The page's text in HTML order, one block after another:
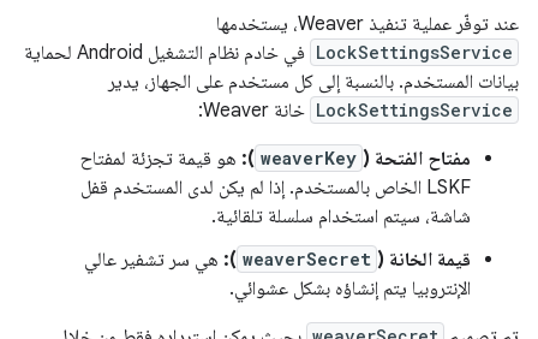
عند توفّر عملية تنفيذ Weaver، يستخدمها
LockSettingsService
في خادم نظام التشغيل Android لحماية
بيانات المستخدم. بالنسبة إلى كل مستخدم على الجهاز، يدير
LockSettingsService خانة Weaver:
مفتاح الفتحة ( weaverKey
): هو قيمة تجزئة لمفتاح
LSKF الخاص بالمستخدم. إذا لم يكن لدى المستخدم قفل
شاشة، سيتم استخدام سلسلة تلقائية.
قيمة الخانة ( weaverSecret
): هي سر تشفير عالي
الإنتروبيا يتم إنشاؤه بشكل عشوائي.